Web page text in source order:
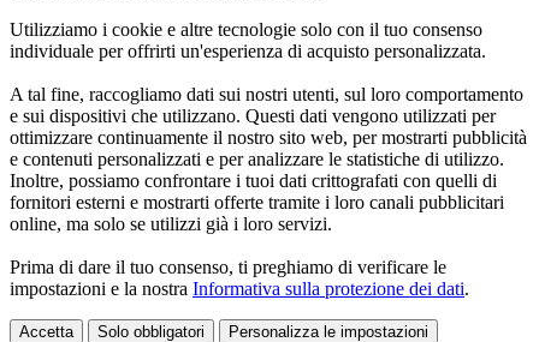
Utilizziamo i cookie e altre tecnologie solo con il tuo consenso
individuale per offrirti un'esperienza di acquisto personalizzata.
A tal fine, raccogliamo dati sui nostri utenti, sul loro comportamento
e sui dispositivi che utilizzano. Questi dati vengono utilizzati per
ottimizzare continuamente il nostro sito web, per mostrarti pubblicità
e contenuti personalizzati e per analizzare le statistiche di utilizzo.
Inoltre, possiamo confrontare i tuoi dati crittografati con quelli di
fornitori esterni e mostrarti offerte tramite i loro canali pubblicitari
online, ma solo se utilizzi già i loro servizi.
Prima di dare il tuo consenso, ti preghiamo di verificare le
impostazioni e la nostra Informativa sulla protezione dei dati.
Accetta Solo obbligatori Personalizza le impostazioni